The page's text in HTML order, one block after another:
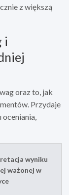
z większą
i
oraz to, jak
Przydaje
wyniku
ważonej w